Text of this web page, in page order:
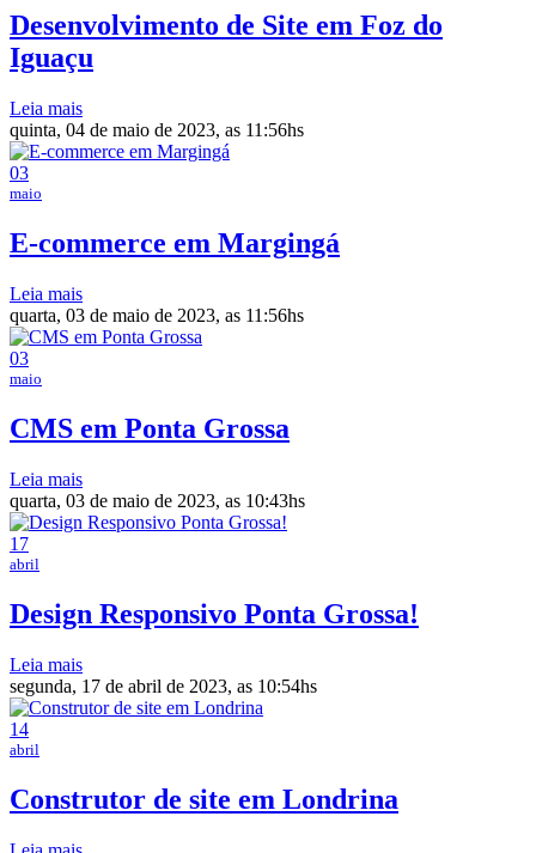
Desenvolvimento de Site em Foz do
Iguaçu
Leia mais
quinta, 04 de maio de 2023, as 11:56hs
03
maio
E-commerce em Margingá
Leia mais
quarta, 03 de maio de 2023, as 11:56hs
03
maio
CMS em Ponta Grossa
Leia mais
quarta, 03 de maio de 2023, as 10:43hs
17
abril
Design Responsivo Ponta Grossa!
Leia mais
segunda, 17 de abril de 2023, as 10:54hs
14
abril
Construtor de site em Londrina